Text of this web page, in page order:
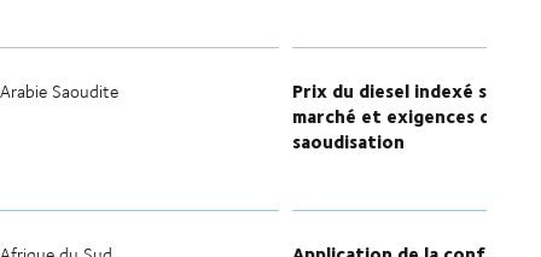
Arabie Saoudite
Prix du diesel indexé sur le
marché et exigences de
saoudisation